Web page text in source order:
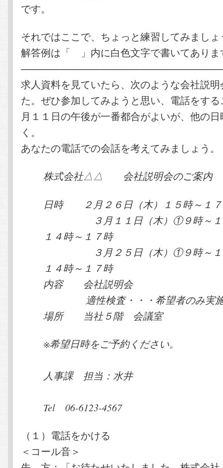
です。
それではここで、ちょっと練習してみまし
解答例は「 」内に白色文字で書いてありま
求人資料を見ていたら、次のような会社説
た。ぜひ参加してみようと思い、電話をす
月１１日の午後が一番都合がよいが、他の
く。
あなたの電話での会話を考えてみましょう。
株式会社△△ 会社説明会のご案内
日時 ２月２６日（木）１５時～１
３月１１日（木）①９時～
１４時～１７時
３月２５日（木）①９時～
１４時～１７時
内容 会社説明会
適性検査・・・希望者のみ実
場所 当社５階 会議室
※希望日時をご予約ください。
人事課 担当：水井
Tel 06-6123-4567
（１）電話をかける
＜コール音＞